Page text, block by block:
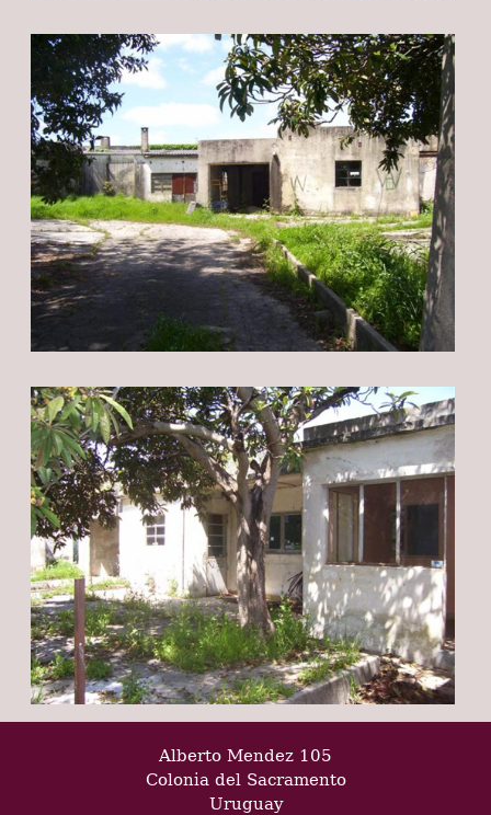
Alberto Mendez 105
Colonia del Sacramento
Uruguay